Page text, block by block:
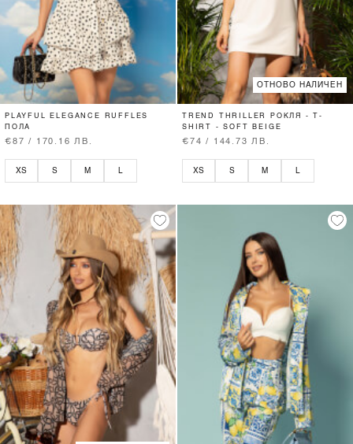
PLAYFUL ELEGANCE RUFFLES
ПОЛА
€87 / 170.16 ЛВ.
XS S M L
ОТНОВО НАЛИЧЕН
TREND THRILLER РОКЛЯ - T-
SHIRT - SOFT BEIGE
€74 / 144.73 ЛВ.
XS S M L